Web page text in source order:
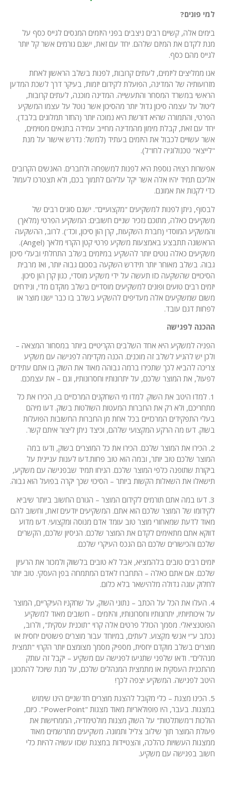
למי פונים?
בימים אלה, קשיים רבים ניצבים בפני היזמים המנסים לגייס כסף על
מנת לקדם את המיזם שלהם. יחד עם זאת, ישנם גורמים אשר קל יותר
לגייס מהם כסף.
אנו ממליצים ליזמים, לעתים קרובות, לפנות בשלב הראשון לאחת
מזרועותיה של המדינה, הפועלת לקידום יזמות, בעיקר דרך לשכת המדען
הראשי במשרד המסחר והתעשייה. המדינה מוכנה, לעתים קרובות,
ליטול על עצמה סיכון גדול יותר מהסיכון אשר נוטל על עצמו המשקיע
הפרטי, והתמורה שהיא דורשת היא נמוכה יותר (החזר תמלוגים בלבד).
יחד עם זאת, קבלת מימון מהמדינה מחייב עמידה בתנאים מסוימים,
אשר עשויים לכבול את היזמים בעתיד (למשל: נדרש אישור על מנת
"לייצא" טכנולוגיה לחו"ל).
אפשרות רצויה נוספת היא לפנות למשפחה ולחברים. האנשים הקרובים
אליכם תמיד יהיו אלה אשר יקל עליהם לתמוך בכם, ולא תצטרכו לעמול
כדי לקנות את אמונם.
לבסוף, ניתן לפנות למשקיעים "מקצועיים". ישנם סוגים רבים של
משקיעים כאלה, מתוכם נזכיר שניים חשובים: המשקיע הפרטי (מלאך)
והמשקיע המוסדי (חברת השקעות, קרן הון סיכון, וכד'). לרוב, ההשקעה
הראשונה תתבצע באמצעות משקיע פרטי קטן הקרוי מלאך (Angel).
משקיעים כאלה נוטים יותר להשקיע במיזמים בשלב התחלתי ובעלי סיכון
גבוה. בשלב מאוחר יותר תידרש השקעה בסכום גבוה יותר, ואז מרבית
הסיכויים שהשקעה כזו תעשה על ידי משקיע מוסדי, כגון קרן הון סיכון.
יזמים רבים טועים ופונים למשקיעים מוסדיים בשלב מוקדם מדי, ונידחים
משום שמשקיעים אלה מעדיפים להשקיע בשלב בו כבר ישנו מוצר או
לפחות דגם עובד.
ההכנה לפגישה
הפניה למשקיע היא אחד השלבים הקריטיים ביותר במסחור המצאה –
ולכן יש להגיע לשלב זה מוכנים. הכנה מקדימה לפגישה עם משקיע
צריכה להביא לכך שתכירו ברמה גבוהה מאוד את השוק בו אתם עתידים
לפעול, את המוצר שלכם, על יתרונותיו וחסרונותיו, וגם – את עצמכם.
1. למדו היטב את השוק. למדו מי השחקנים המרכזיים בו, הכירו את כל
מתחריכם, ולא רק את החברות המעטות השולטות בשוק. דעו מיהם
בעלי התפקידים המרכזיים בכל אחת מן החברות החשובות הפועלות
בשוק. דעו מה הרקע המקצועי שלהם, וכיצד ניתן ליצור איתם קשר.
2. הכירו את המוצר שלכם. הכירו את כל המוצרים בשוק, ודעו במה
המוצר שלכם טוב יותר, ובמה הוא טוב פחות.דעו לענות עניינית על
ביקורת שתופנה כלפי המוצר שלכם. הניחו תמיד שבפגישה עם משקיע,
תישאלו את השאלות הקשות ביותר – הסיכוי שכך יקרה בפועל הוא גבוה.
3. דעו במה אתם תורמים לקידום המוצר – הגורם החשוב ביותר שיביא
לקידומו של המוצר שלכם הוא אתם. המשקיעים יודעים זאת, וחשוב להם
מאוד לדעת שמאחורי מוצר טוב עומד אדם מנוסה ומקצועי. דעו מדוע
דווקא אתם מתאימים לקדם את המוצר שלכם. הניסיון שלכם, הקשרים
שלכם והכישורים שלכם הם הנכס העיקרי שלכם.
יזמים רבים טובים בלהמציא, אבל לא טובים בלשווק ולמכור את הרעיון
שלכם. אם אתם כאלה – התחברו לאדם המתמחה בפן העסקי. טוב יותר
לחלוק עוגה גדולה מלהישאר בלא כלום.
4. העלו את הכל על הכתב – נתוני השוק, על שחקניו העיקריים, המוצר
על איכותיותיו, יתרונותיו וחסרונותיו, והיזמים – חשובים מאוד למשקיע
הפוטנציאלי. מסמך הכולל פרטים אלה קרוי "תוכנית עסקית", ולרוב,
נכתב ע"י אנשי מקצוע. לעתים, במיוחד עבור מוצרים פשוטים יחסית או
מוצרים בשלב מוקדם יחסית, מספיק מסמך מצומצם יותר הקרוי "תמצית
מנהלים". ודאו שלפני שתגיעו לפגישה עם משקיע – יקבל זה עותק
מהתכנית העסקית או מתמצית המנהלים שלכם, על מנת שיוכל להתכונן
היטב לפגישה. המשקיע יצפה לכך!
5. הכינו מצגת – כלי מקובל להצגת מוצרים חדשניים הינו שימוש
במצגות. בעבר, היו פופולאריות מאוד מצגות "PowerPoint". כיום,
הולכות ו"משתלטות" על השוק מצגות מולטימדיה, הממחישות את
פעולת המוצר תוך שילוב צליל ותמונה. משקיעים מתרשמים מאוד
ממצגות העשויות כהלכה, והצטיידות במצגת שכזו עשויה להיות כלי
חשוב בפגישה עם משקיע.